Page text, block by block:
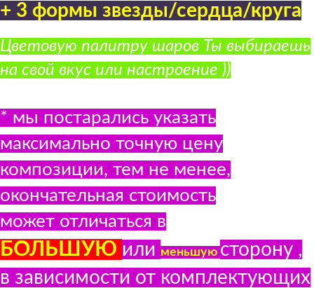
+ 3 формы звезды/сердца/круга
Цветовую палитру шаров Ты выбираешь
на свой вкус или настроение ))
* мы постарались указать
максимально точную цену
композиции, тем не менее,
окончательная стоимость
может отличаться в
БОЛЬШУЮ или меньшую сторону ,
в зависимости от комплектующих